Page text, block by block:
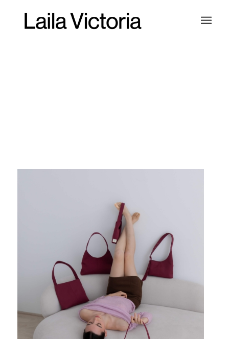
Dirección de Arte
para marcas sostenibles